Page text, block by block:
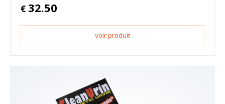
€ 32.50
voir produit